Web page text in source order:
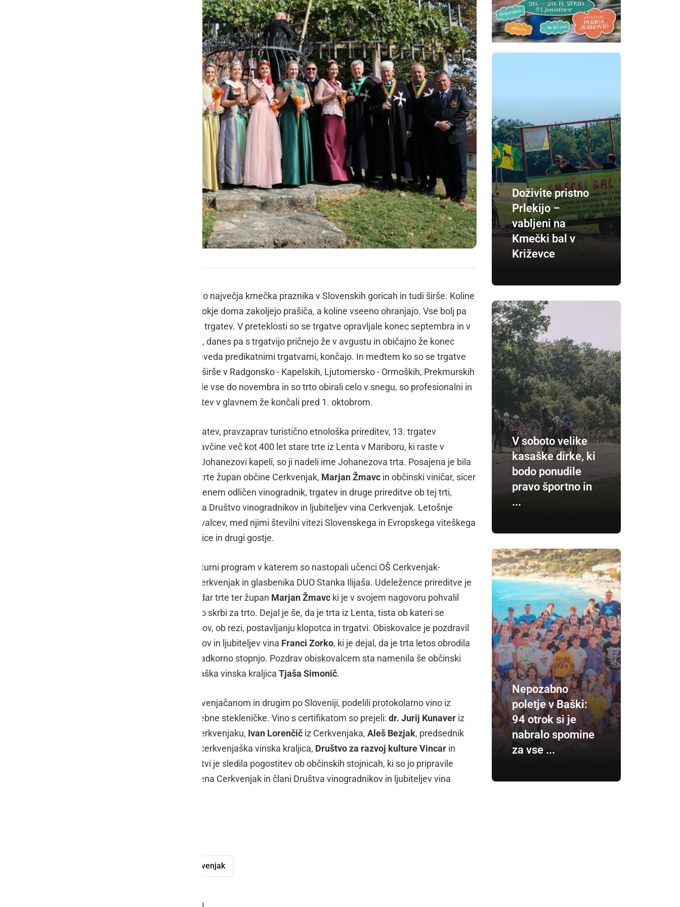
Trgatev in koline sta gotovo še vedno največja kmečka praznika v Slovenskih goricah in tudi širše. Koline
so postale že preteklost, saj že redkokje doma zakoljejo prašiča, a koline vseeno ohranjajo. Vse bolj pa
se uveljavlja stari praznik teh krajev, trgatev. V preteklosti so se trgatve opravljale konec septembra in v
oktobru, zato mu tudi rečejo vinotok, danes pa s trgatvijo pričnejo že v avgustu in običajno že konec
septembra, z redkimi izjemami in seveda predikatnimi trgatvami, končajo. In medtem ko so se trgatve
na območju Slovenskih goric in tudi širše v Radgonsko - Kapelskih, Ljutomersko - Ormoških, Prekmurskih
in Haloških vinogradih nekoč zavlekle vse do novembra in so trto obirali celo v snegu, so profesionalni in
ljubiteljski vinogradniki letošnjo trgatev v glavnem že končali pred 1. oktobrom.
Le teden dni pozneje je potekala trgatev, pravzaprav turistično etnološka prireditev, 13. trgatev
Johanezove trte, potomke modre kavčine več kot 400 let stare trte iz Lenta v Mariboru, ki raste v
središču Cerkvenjaka. Ker raste ob Johanezovi kapeli, so ji nadeli ime Johanezova trta. Posajena je bila
2004. leta, zanjo pa skrbi gospodar trte župan občine Cerkvenjak, Marjan Žmavc in občinski viničar, sicer
, ki je obenem odličen vinogradnik, trgatev in druge prireditve ob tej trti,
skupaj z občino Cerkvenjak pripravlja Društvo vinogradnikov in ljubiteljev vina Cerkvenjak. Letošnje
trgatve se je udeležilo veliko obiskovalcev, med njimi številni vitezi Slovenskega in Evropskega viteškega
reda, številne društvene vinske kraljice in drugi gostje.
Organizatorji pa so pripravili tudi kulturni program v katerem so nastopali učenci OŠ Cerkvenjak-
Vitomarci, mešani pevski zbor KD Cerkvenjak in glasbenika DUO Stanka Ilijaša. Udeležence prireditve je
najprej pozdravil in nagovoril gospodar trte ter župan Marjan Žmavc ki je v svojem nagovoru pohvalil
, ki dobro skrbi za trto. Dejal je še, da je trta iz Lenta, tista ob kateri se
odvijajo pomembna druženja občanov, ob rezi, postavljanju klopotca in trgatvi. Obiskovalce je pozdravil
tudi predsednik društva vinogradnikov in ljubiteljev vina Franci Zorko, ki je dejal, da je trta letos obrodila
61 grozdov, ki so dali mošt s 16 % sladkorno stopnjo. Pozdrav obiskovalcem sta namenila še občinski
in Cerkvenjaška vinska kraljica Tjaša Simonič.
Ob tej priložnosti so zaslužnim Cerkvenjačanom in drugim po Sloveniji, podelili protokolarno vino iz
Johanezove trte, ki ga polnijo v posebne stekleničke. Vino s certifikatom so prejeli: dr. Jurij Kunaver iz
, zdravnik v Cerkvenjaku, Ivan Lorenčič iz Cerkvenjaka, Aleš Bezjak, predsednik
, 6. cerkvenjaška vinska kraljica, Društvo za razvoj kulture Vincar in
iz Andrencev. Po trgatvi je sledila pogostitev ob občinskih stojnicah, ki so jo pripravile
članice Društva kmečkih deklet in žena Cerkvenjak in člani Društva vinogradnikov in ljubiteljev vina
Cerkvenjak
Doživite pristno
Prlekijo –
vabljeni na
Kmečki bal v
Križevce
V soboto velike
kasaške dirke, ki
bodo ponudile
pravo športno in
...
Nepozabno
poletje v Baški:
94 otrok si je
nabralo spomine
za vse ...